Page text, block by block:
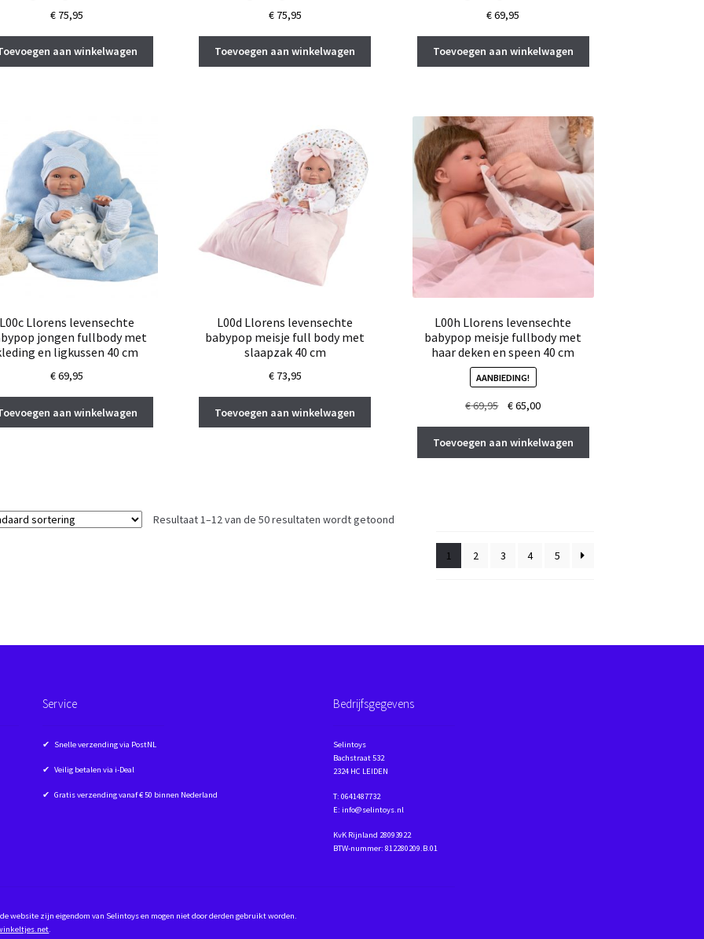
€ 75,95
aan winkelwagen
€75,95
Toevoegen aan winkelwagen
€69,95
Toevoegen aan winkelwagen
L00c Llorens levensechte
jongen fullbody met
en ligkussen 40 cm
€69,95
aan winkelwagen
L00d Llorens levensechte
babypop meisje full body met
slaapzak 40 cm
€73,95
Toevoegen aan winkelwagen
L00h Llorens levensechte
babypop meisje fullbody met
haar deken en speen 40 cm
AANBIEDING!
€69,95
Oorspronkelijke
was:
€ 69,95.
€65,00Huidige
is:
€ 65,00.
Toevoegen aan winkelwagen
Resultaat 1–12 van de 50 resultaten wordt getoond
1 2 3 4 5
Service
✔ Snelle verzending via PostNL
✔ Veilig betalen via i-Deal
✔ Gratis verzending vanaf € 50 binnen Nederland
Bedrijfsgegevens
Selintoys
Bachstraat 532
2324 HC LEIDEN
T: 0641487732
E: info@selintoys.nl
KvK Rijnland 28093922
BTW-nummer: 812280209.B.01
website zijn eigendom van Selintoys en mogen niet door derden gebruikt worden.